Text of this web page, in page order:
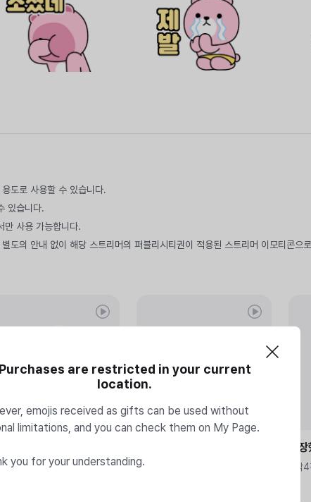
도로 사용할 수 있습니다.
있습니다.
만 사용 가능합니다.
도의 안내 없이 해당 스트리머의 퍼블리시티권이 적용된 스트리머 이모티콘으
각 4각4각
등
4각
Purchases are restricted in your current
location.
emojis received as gifts can be used without
limitations, and you can check them on My Page.
you for your understanding.